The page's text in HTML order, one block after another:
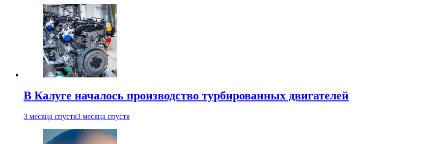
В Калуге началось производство турбированных двигателей
3 месяца спустя3 месяца спустя